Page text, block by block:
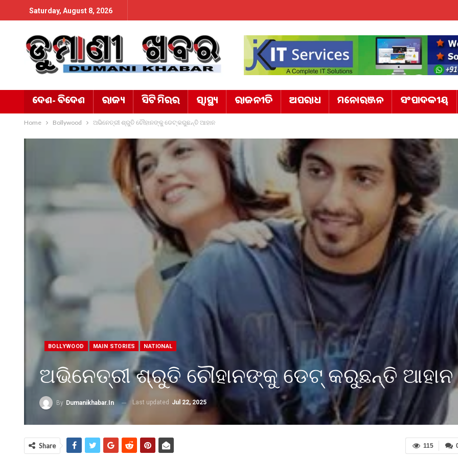
Saturday, August 8, 2026
ଦେଶ- ବିଦେଶ ରାଜ୍ୟ ସିଟି ମିରର ସ୍ୱାସ୍ଥ୍ୟ ରାଜନୀତି ଅପରାଧ ମନୋରଞ୍ଜନ ସଂପାଦକୀୟ
Home Bollywood ଅଭିନେତ୍ରୀ ଶ୍ରୁତି ଚୌହାନଙ୍କୁ ଡେଟ୍ କରୁଛନ୍ତି ଆହାନ
BOLLYWOOD MAIN STORIES NATIONAL
ଅଭିନେତ୍ରୀ ଶ୍ରୁତି ଚୌହାନଙ୍କୁ ଡେଟ୍ କରୁଛନ୍ତି ଆହାନ
By Dumanikhabar.in Last updated Jul 22, 2025
115
Share